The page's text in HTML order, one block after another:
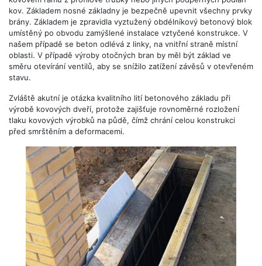
kov. Základem nosné základny je bezpečně upevnit všechny prvky
brány. Základem je zpravidla vyztužený obdélníkový betonový blok
umístěný po obvodu zamýšlené instalace vztyčené konstrukce. V
našem případě se beton odlévá z linky, na vnitřní straně místní
oblasti. V případě výroby otočných bran by měl být základ ve
směru otevírání ventilů, aby se snížilo zatížení závěsů v otevřeném
stavu.
Zvláště akutní je otázka kvalitního lití betonového základu při
výrobě kovových dveří, protože zajišťuje rovnoměrné rozložení
tlaku kovových výrobků na půdě, čímž chrání celou konstrukci
před smrštěním a deformacemi.